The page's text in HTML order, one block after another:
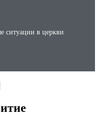
ситуации в церкви